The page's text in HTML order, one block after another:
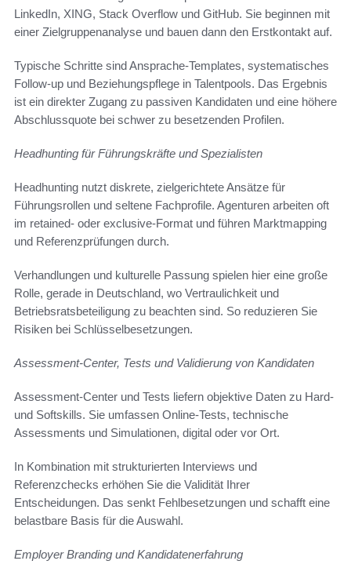
LinkedIn, XING, Stack Overflow und GitHub. Sie beginnen mit
einer Zielgruppenanalyse und bauen dann den Erstkontakt auf.
Typische Schritte sind Ansprache-Templates, systematisches
Follow-up und Beziehungspflege in Talentpools. Das Ergebnis
ist ein direkter Zugang zu passiven Kandidaten und eine höhere
Abschlussquote bei schwer zu besetzenden Profilen.
Headhunting für Führungskräfte und Spezialisten
Headhunting nutzt diskrete, zielgerichtete Ansätze für
Führungsrollen und seltene Fachprofile. Agenturen arbeiten oft
im retained- oder exclusive-Format und führen Marktmapping
und Referenzprüfungen durch.
Verhandlungen und kulturelle Passung spielen hier eine große
Rolle, gerade in Deutschland, wo Vertraulichkeit und
Betriebsratsbeteiligung zu beachten sind. So reduzieren Sie
Risiken bei Schlüsselbesetzungen.
Assessment-Center, Tests und Validierung von Kandidaten
Assessment-Center und Tests liefern objektive Daten zu Hard-
und Softskills. Sie umfassen Online-Tests, technische
Assessments und Simulationen, digital oder vor Ort.
In Kombination mit strukturierten Interviews und
Referenzchecks erhöhen Sie die Validität Ihrer
Entscheidungen. Das senkt Fehlbesetzungen und schafft eine
belastbare Basis für die Auswahl.
Employer Branding und Kandidatenerfahrung